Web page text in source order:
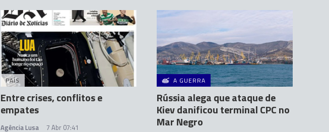
PAÍS
Entre crises, conflitos e
empates
Agência Lusa 7 Abr 07:41
A GUERRA
Rússia alega que ataque de
Kiev danificou terminal CPC no
Mar Negro